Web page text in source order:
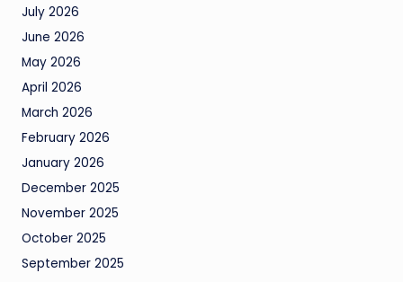
July 2026
June 2026
May 2026
April 2026
March 2026
February 2026
January 2026
December 2025
November 2025
October 2025
September 2025